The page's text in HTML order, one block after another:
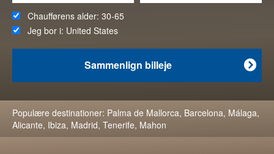
Chaufførens alder: 30-65
Jeg bor i: United States

Sammenlign billeje
Populære destinationer: Palma de Mallorca, Barcelona, Málaga,
Alicante, Ibiza, Madrid, Tenerife, Mahon